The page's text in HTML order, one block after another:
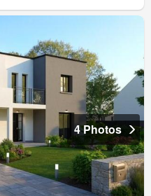
4 Photos